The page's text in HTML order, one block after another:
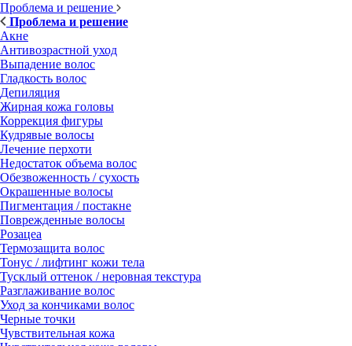
Проблема и решение
Проблема и решение
Акне
Антивозрастной уход
Выпадение волос
Гладкость волос
Депиляция
Жирная кожа головы
Коррекция фигуры
Кудрявые волосы
Лечение перхоти
Недостаток объема волос
Обезвоженность / сухость
Окрашенные волосы
Пигментация / постакне
Поврежденные волосы
Розацеа
Термозащита волос
Тонус / лифтинг кожи тела
Тусклый оттенок / неровная текстура
Разглаживание волос
Уход за кончиками волос
Черные точки
Чувствительная кожа